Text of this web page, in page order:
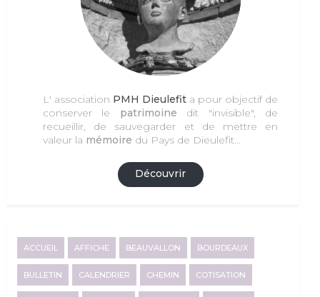
L' association PMH Dieulefit a pour objectif de
conserver le patrimoine dit "invisible", de
recueillir, de sauvegarder et de mettre en
valeur la mémoire du Pays de Dieulefit...
Découvrir
ACCUEIL AFFICHE BEAUVALLON BOURDEAUX
BULLETIN CALENDRIER CHEMIN COTISATION